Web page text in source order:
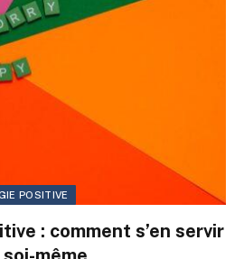
POSITIVE
: comment s’en servir